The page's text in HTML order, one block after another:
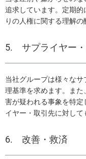
追求しています。定期的
りの人権に関する理解の
5. サプライヤー
当社グループは様々な
理基準を求めます。ま
害が疑われる事象を特
イヤー・取引先に対して
6. 改善・救済